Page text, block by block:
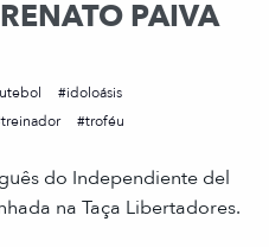
PAIVA
idoloásis
treinador troféu
do Independiente del
na Taça Libertadores.